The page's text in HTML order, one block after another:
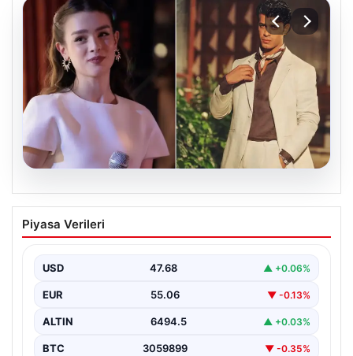
05.08.2026
‘Yeraltı’ dizisinde şok olay! Babası suç
duyurusunda bulundu: ‘Kızımla reşit
Piyasa Verileri
USD 47.68 ▲ +0.06%
EUR 55.06 ▼ -0.13%
ALTIN 6494.5 ▲ +0.03%
BTC 3059899 ▼ -0.35%